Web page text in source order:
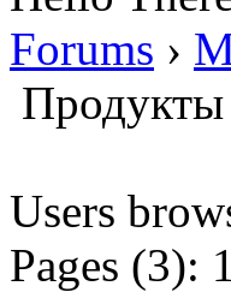
Forums ›
Продукты
Users
Pages (3): 1